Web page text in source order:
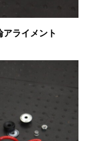
ライメント